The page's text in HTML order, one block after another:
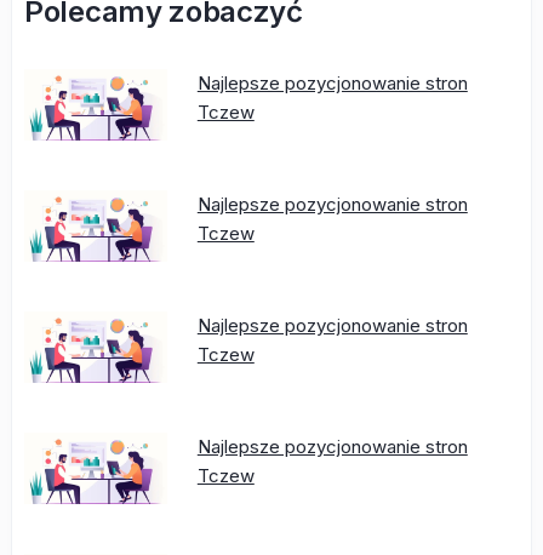
Polecamy zobaczyć
Najlepsze pozycjonowanie stron
Tczew
Najlepsze pozycjonowanie stron
Tczew
Najlepsze pozycjonowanie stron
Tczew
Najlepsze pozycjonowanie stron
Tczew